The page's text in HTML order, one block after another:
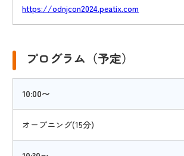
https://odnjcon2024.peatix.com
プログラム（予定）
10:00〜
オープニング(15分)